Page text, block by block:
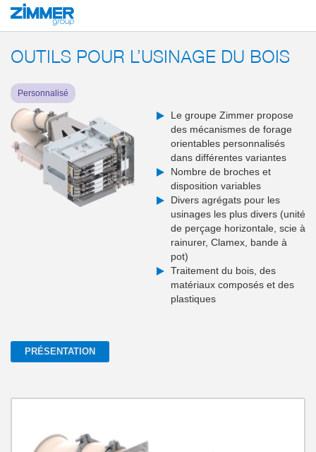
Démarrage Produits
OUTILS POUR L’USINAGE DU BOIS
Personnalisé
Le groupe Zimmer propose
des mécanismes de forage
orientables personnalisés
dans différentes variantes
Nombre de broches et
disposition variables
Divers agrégats pour les
usinages les plus divers (unité
de perçage horizontale, scie à
rainurer, Clamex, bande à
pot)
Traitement du bois, des
matériaux composés et des
plastiques
PRÉSENTATION